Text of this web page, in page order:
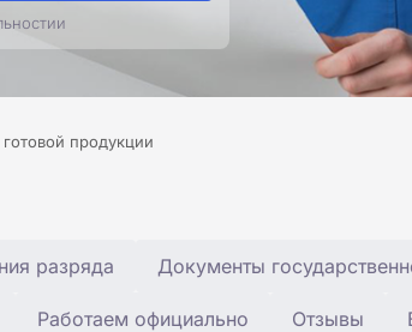
продукции
разряда Документы
Работаем официально Отзывы